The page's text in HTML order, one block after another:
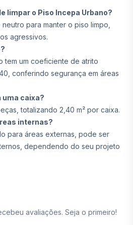
limpar o Piso Incepa Urbano?
para manter o piso limpo,
agressivos.
tem um coeficiente de atrito
conferindo segurança em áreas
uma caixa?
totalizando 2,40 m² por caixa.
internas?
para áreas externas, pode ser
dependendo do seu projeto
avaliações. Seja o primeiro!